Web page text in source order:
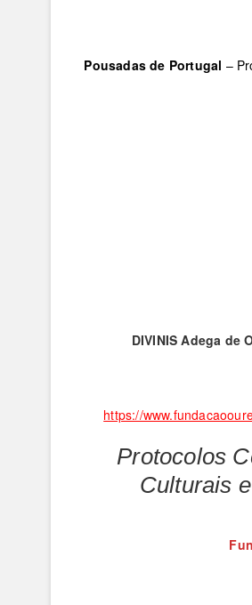
Pousadas de Portugal –
DIVINIS Adega de
https://
Protocolos
Culturais